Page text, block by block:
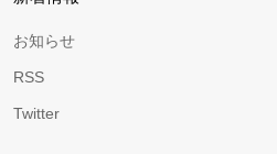
お知らせ
RSS
Twitter